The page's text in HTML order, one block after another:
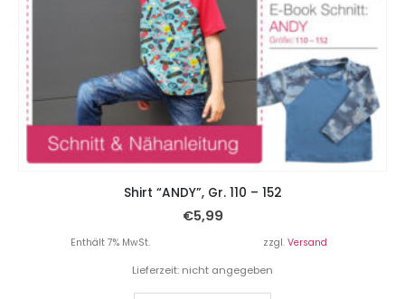
Shirt “ANDY”, Gr. 110 – 152
€5,99
Enthält 7% MwSt. zzgl. Versand
Lieferzeit: nicht angegeben